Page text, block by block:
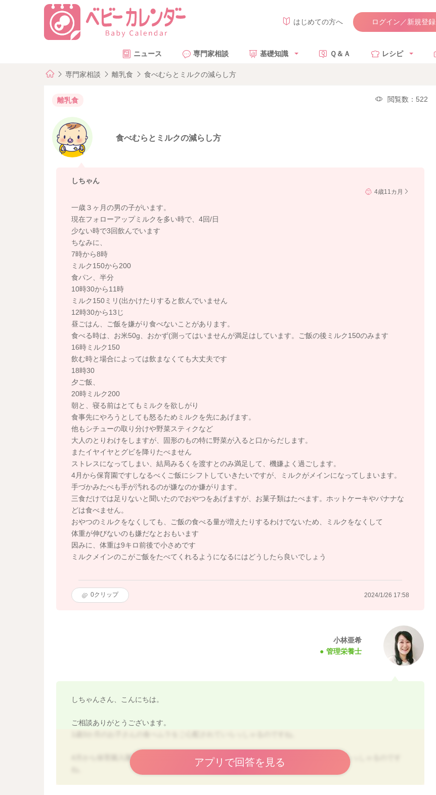
はじめての方へ ログイン／新規登録
ニュース 専門家相談 基礎知識 Ｑ＆Ａ レシピ
専門家相談 離乳食 食べむらとミルクの減らし方
離乳食 閲覧数：522
食べむらとミルクの減らし方
しちゃん
4歳11カ月
一歳３ヶ月の男の子がいます。
現在フォローアップミルクを多い時で、4回/日
少ない時で3回飲んでいます
ちなみに、
7時から8時
ミルク150から200
食パン、半分
10時30から11時
ミルク150ミリ(出かけたりすると飲んでいません
12時30から13じ
昼ごはん、ご飯を嫌がり食べないことがあります。
食べる時は、お米50g、おかず(測ってはいませんが満足はしています。ご飯の後ミルク150のみます
16時ミルク150
飲む時と場合によっては飲まなくても大丈夫です
18時30
夕ご飯、
20時ミルク200
朝と、寝る前はとてもミルクを欲しがり
食事先にやろうとしても怒るためミルクを先にあげます。
他もシチューの取り分けや野菜スティクなど
大人のとりわけをしますが、固形のもの特に野菜が入ると口からだします。
またイヤイヤとグビを降りたべません
ストレスになってしまい、結局みるくを渡すとのみ満足して、機嫌よく過ごします。
4月から保育園ですしなるべくご飯にシフトしていきたいですが、ミルクがメインになってしまいます。
手づかみたべも手が汚れるのが嫌なのか嫌がります。
三食だけでは足りないと聞いたのでおやつをあげますが、お菓子類はたべます。ホットケーキやバナナな
どは食べません。
おやつのミルクをなくしても、ご飯の食べる量が増えたりするわけでないため、ミルクをなくして
体重が伸びないのも嫌だなとおもいます
因みに、体重は9キロ前後で小さめです
ミルクメインのこがご飯をたべてくれるようになるにはどうしたら良いでしょう
0クリップ 2024/1/26 17:58
小林亜希
管理栄養士
しちゃんさん、こんにちは。
ご相談ありがとうございます。
4月から保育園入園も控えていて、食事をメインの栄養源に変えていきたいと考えていらっしゃるのです
アプリで回答を見る